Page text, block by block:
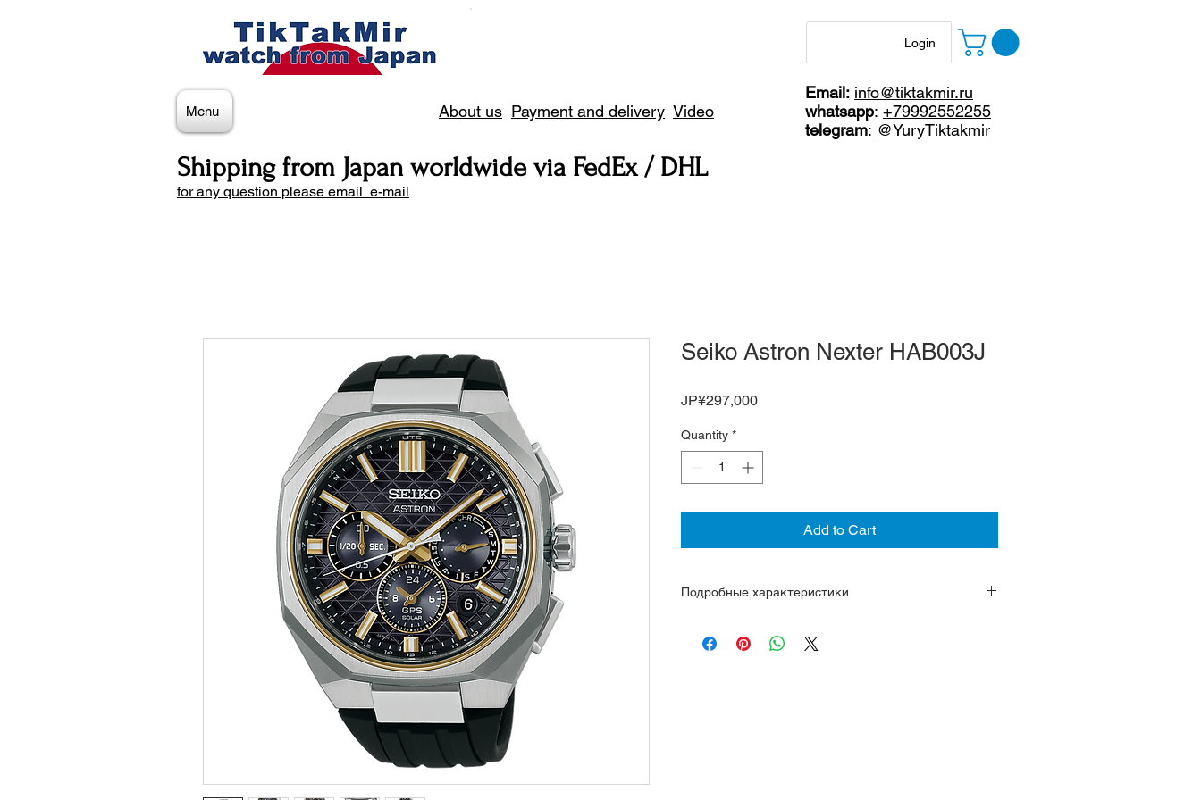
Login
Menu About us Payment and delivery Video
Email: info@tiktakmir.ru
whatsapp: +79992552255
telegram: @YuryTiktakmir
Shipping from Japan worldwide via FedEx / DHL
for any question please email e-mail
Seiko Astron Nexter HAB003J
JP¥297,000Price
Quantity *
Add to Cart
Подробные характеристики
энергии света (солнца). GPS Solar для получения